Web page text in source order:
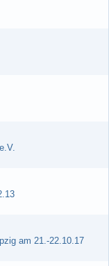
am 21.-22.10.17